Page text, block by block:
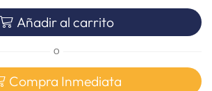
Añadir al carrito
O
Compra Inmediata